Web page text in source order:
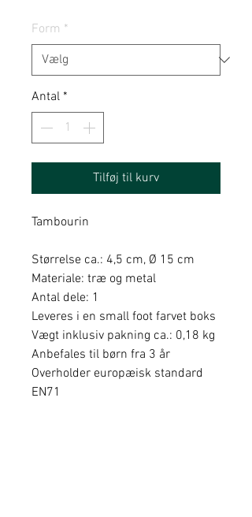
Form *
Antal *
Tilføj til kurv
Tambourin
Størrelse ca.: 4,5 cm, Ø 15 cm
Materiale: træ og metal
Antal dele: 1
Leveres i en small foot farvet boks
Vægt inklusiv pakning ca.: 0,18 kg
Anbefales til børn fra 3 år
Overholder europæisk standard
EN71